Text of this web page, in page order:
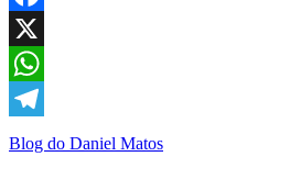
Facebook
X
WhatsApp
Telegram
Blog do Daniel Matos